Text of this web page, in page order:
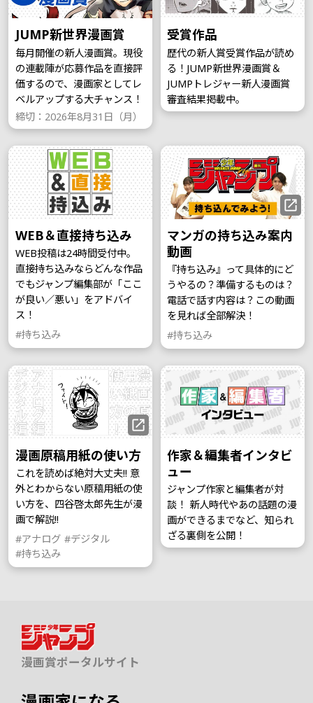
JUMP新世界漫画賞
毎月開催の新人漫画賞。現役
の連載陣が応募作品を直接評
価するので、漫画家としてレ
ベルアップする大チャンス！
締切：2026年8月31日（月）
受賞作品
歴代の新人賞受賞作品が読め
る！JUMP新世界漫画賞＆
JUMPトレジャー新人漫画賞
審査結果掲載中。
WEB＆直接持ち込み
WEB投稿は24時間受付中。
直接持ち込みならどんな作品
でもジャンプ編集部が「ここ
が良い／悪い」をアドバイ
ス！
#持ち込み
マンガの持ち込み案内
動画
『持ち込み』って具体的にど
うやるの？準備するものは？
電話で話す内容は？この動画
を見れば全部解決！
#持ち込み
漫画原稿用紙の使い方
これを読めば絶対大丈夫!! 意
外とわからない原稿用紙の使
い方を、四谷啓太郎先生が漫
画で解説!!
#アナログ #デジタル
#持ち込み
作家＆編集者インタビ
ュー
ジャンプ作家と編集者が対
談！ 新人時代やあの話題の漫
画ができるまでなど、知られ
ざる裏側を公開！
漫画賞ポータルサイト